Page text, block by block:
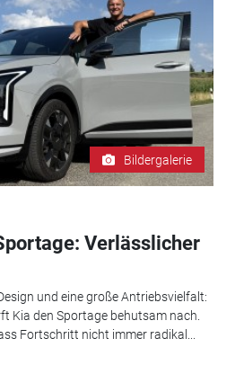
Bildergalerie
Verlässlicher
und eine große Antriebsvielfalt:
Kia den Sportage behutsam nach.
Fortschritt nicht immer radikal...